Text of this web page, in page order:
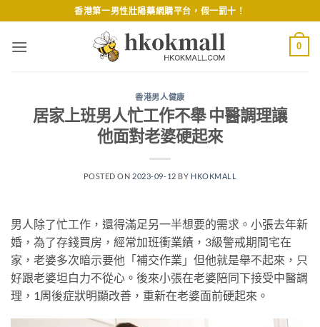
to
content
香港第一男性壯陽藥網購平台，假一罰十！
0
香港男人健康
居家上班男人忙工作不舉 中醫調理讓
他面對老婆硬起來
POSTED ON 2023-09-12 BY HKOKMALL
男人除了忙工作，還得滿足另一半想要的需求。小張去年新
婚，為了存錢買房，經常加班衝業績，3級警戒期間宅在
家，老婆多次暗示要他「補交作業」但他就是舉不起來，只
好跟老婆坦白力不從心。後來小張在老婆陪同下接受中醫調
理，1周後症狀明顯改善，重新在老婆面前硬起來。